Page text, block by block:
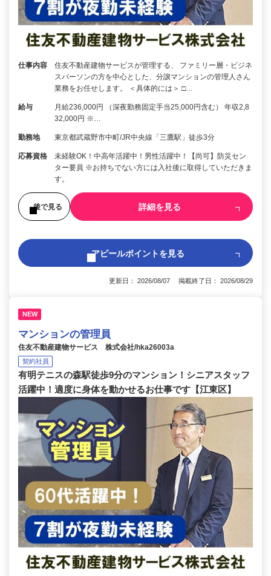
仕事内容
住友不動産建物サービスが管理する、 ファミリー層・ビジネ
スパーソンの方を中心とした、分譲マンションの管理人さん
業務をお任せします。 ＜具体的には＞ □…
給与
月給236,000円 （深夜勤務固定手当25,000円含む） 年収2,8
32,000円 ※…
勤務地 東京都武蔵野市中町/JR中央線「三鷹駅」徒歩3分
応募資格
未経験OK！中高年活躍中！男性活躍中！【尚可】防災セン
ター要員 ※お持ちでない方には入社後に取得していただきま
す。
後で見る 詳細を見る
アピールポイントを見る
更新日： 2026/08/07 掲載終了日： 2026/08/29
NEW
マンションの管理員
住友不動産建物サービス 株式会社/hka26003a
契約社員
有明テニスの森駅徒歩9分のマンション！シニアスタッフ
活躍中！適度に身体を動かせるお仕事です【江東区】